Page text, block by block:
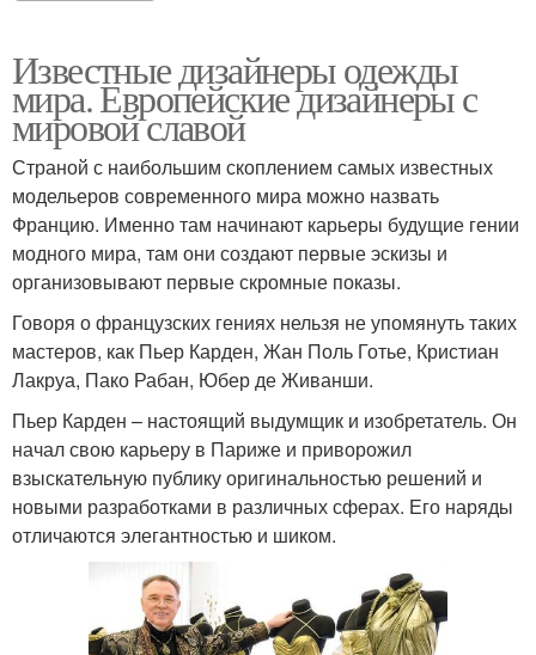
Известные дизайнеры одежды
мира. Европейские дизайнеры с
мировой славой
Страной с наибольшим скоплением самых известных
модельеров современного мира можно назвать
Францию. Именно там начинают карьеры будущие гении
модного мира, там они создают первые эскизы и
организовывают первые скромные показы.
Говоря о французских гениях нельзя не упомянуть таких
мастеров, как Пьер Карден, Жан Поль Готье, Кристиан
Лакруа, Пако Рабан, Юбер де Живанши.
Пьер Карден – настоящий выдумщик и изобретатель. Он
начал свою карьеру в Париже и приворожил
взыскательную публику оригинальностью решений и
новыми разработками в различных сферах. Его наряды
отличаются элегантностью и шиком.